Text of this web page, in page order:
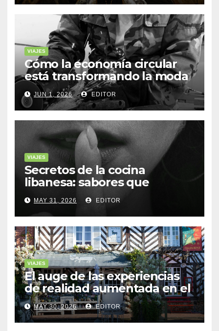
VIAJES
Cómo la economía circular
está transformando la moda
sostenible
JUN 1, 2026 EDITOR
VIAJES
Secretos de la cocina
libanesa: sabores que
cuentan historias
MAY 31, 2026 EDITOR
VIAJES
El auge de las experiencias
de realidad aumentada en el
turismo
MAY 30, 2026 EDITOR